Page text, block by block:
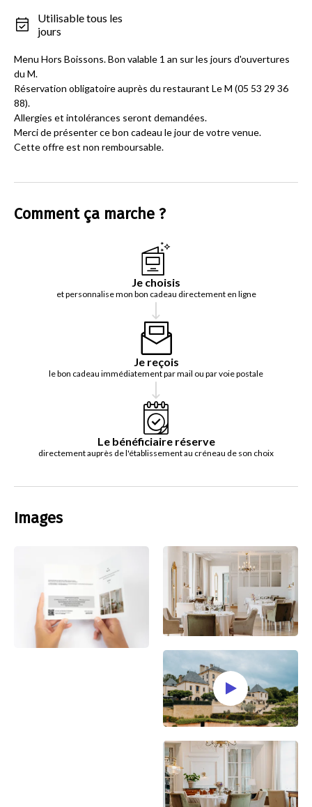
Utilisable tous les
jours
Menu Hors Boissons. Bon valable 1 an sur les jours d'ouvertures
du M.
Réservation obligatoire auprès du restaurant Le M (05 53 29 36
88).
Allergies et intolérances seront demandées.
Merci de présenter ce bon cadeau le jour de votre venue.
Cette offre est non remboursable.
Comment ça marche ?
Je choisis
et personnalise mon bon cadeau directement en ligne
Je reçois
le bon cadeau immédiatement par mail ou par voie postale
Le bénéficiaire réserve
directement auprès de l'établissement au créneau de son choix
Images